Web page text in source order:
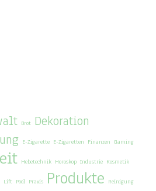
Brot Dekoration
E-Zigarette E-Zigaretten Finanzen Gaming
Hebetechnik Horoskop Industrie Kosmetik
Lift Pool Praxis Produkte Reinigung